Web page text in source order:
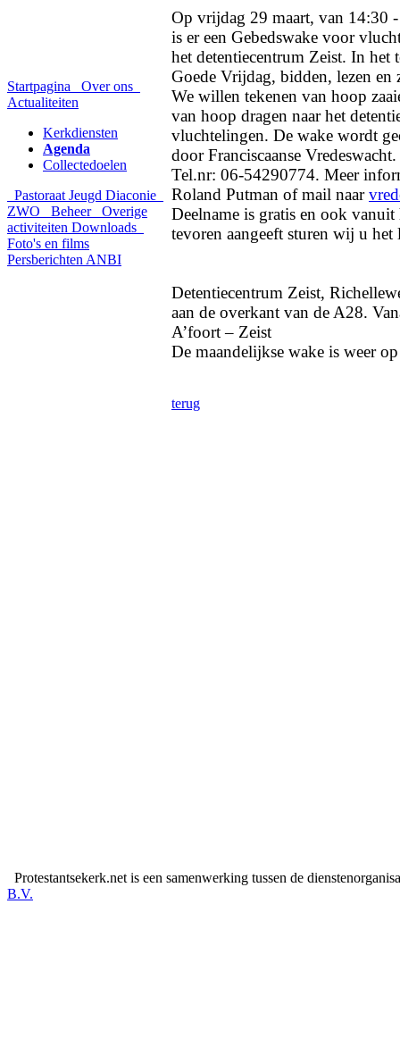
Startpagina
Over ons
Actualiteiten
Kerkdiensten
Agenda
Collectedoelen
Pastoraat Jeugd Diaconie
ZWO
Beheer
Overige
activiteiten Downloads
Foto's en films
Persberichten ANBI
Op vrijdag 29 maart, van 14:30
is er een Gebedswake voor
het detentiecentrum Zeist. In het
Goede Vrijdag, bidden, lezen en
We willen tekenen van hoop
van hoop dragen naar het
vluchtelingen. De wake wordt
door Franciscaanse Vredeswacht.
Tel.nr: 06-54290774. Meer
Roland Putman of mail naar
Deelname is gratis en ook
tevoren aangeeft sturen wij u
Detentiecentrum Zeist,
aan de overkant van de A28.
A’foort – Zeist
De maandelijkse wake is weer
terug
Protestantsekerk.net is een samenwerking tussen de
B.V.